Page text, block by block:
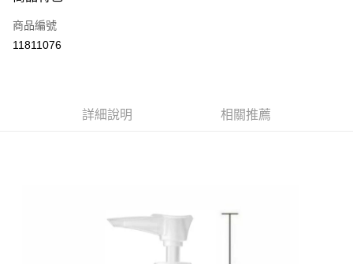
每筆NT$60，滿NT$599(含以上)免運費
付款後全家取貨
每筆NT$60，滿NT$599(含以上)免運費
每筆NT$120，滿NT$1,999(含以上)免運費
商品編號
11811076
詳細說明 相關推薦